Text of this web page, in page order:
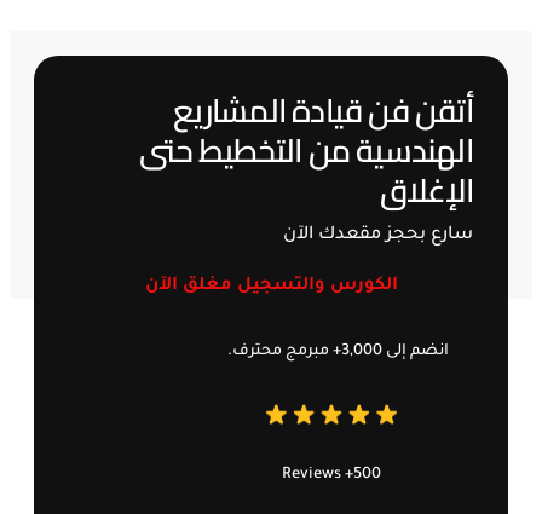
أتقن فن قيادة المشاريع
الهندسية من التخطيط حتى
الإغلاق
سارع بحجز مقعدك الآن
الكورس والتسجيل مغلق الآن
انضم إلى 3,000+ مبرمج محترف.
500+ Reviews